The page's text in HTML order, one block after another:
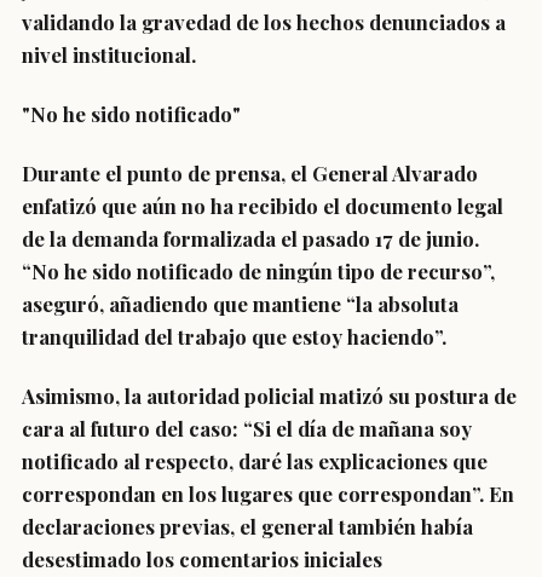
validando la gravedad de los hechos denunciados a
nivel institucional.
"No he sido notificado"
Durante el punto de prensa, el General Alvarado
enfatizó que aún no ha recibido el documento legal
de la demanda formalizada el pasado 17 de junio.
“No he sido notificado de ningún tipo de recurso”,
aseguró, añadiendo que mantiene “la absoluta
tranquilidad del trabajo que estoy haciendo”.
Asimismo, la autoridad policial matizó su postura de
cara al futuro del caso: “Si el día de mañana soy
notificado al respecto, daré las explicaciones que
correspondan en los lugares que correspondan”. En
declaraciones previas, el general también había
desestimado los comentarios iniciales